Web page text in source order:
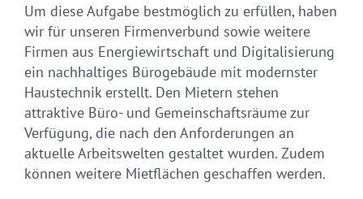
Um diese Aufgabe bestmöglich zu erfüllen, haben
wir für unseren Firmenverbund sowie weitere
Firmen aus Energiewirtschaft und Digitalisierung
ein nachhaltiges Bürogebäude mit modernster
Haustechnik erstellt. Den Mietern stehen
attraktive Büro- und Gemeinschaftsräume zur
Verfügung, die nach den Anforderungen an
aktuelle Arbeitswelten gestaltet wurden. Zudem
können weitere Mietflächen geschaffen werden.